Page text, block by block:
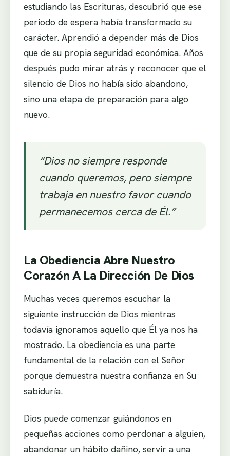
estudiando las Escrituras, descubrió que ese
periodo de espera había transformado su
carácter. Aprendió a depender más de Dios
que de su propia seguridad económica. Años
después pudo mirar atrás y reconocer que el
silencio de Dios no había sido abandono,
sino una etapa de preparación para algo
nuevo.
“Dios no siempre responde
cuando queremos, pero siempre
trabaja en nuestro favor cuando
permanecemos cerca de Él.”
La Obediencia Abre Nuestro
Corazón A La Dirección De Dios
Muchas veces queremos escuchar la
siguiente instrucción de Dios mientras
todavía ignoramos aquello que Él ya nos ha
mostrado. La obediencia es una parte
fundamental de la relación con el Señor
porque demuestra nuestra confianza en Su
sabiduría.
Dios puede comenzar guiándonos en
pequeñas acciones como perdonar a alguien,
abandonar un hábito dañino, servir a una